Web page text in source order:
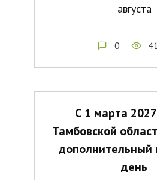
августа
0
С 1 марта
Тамбовской
дополнительный
день